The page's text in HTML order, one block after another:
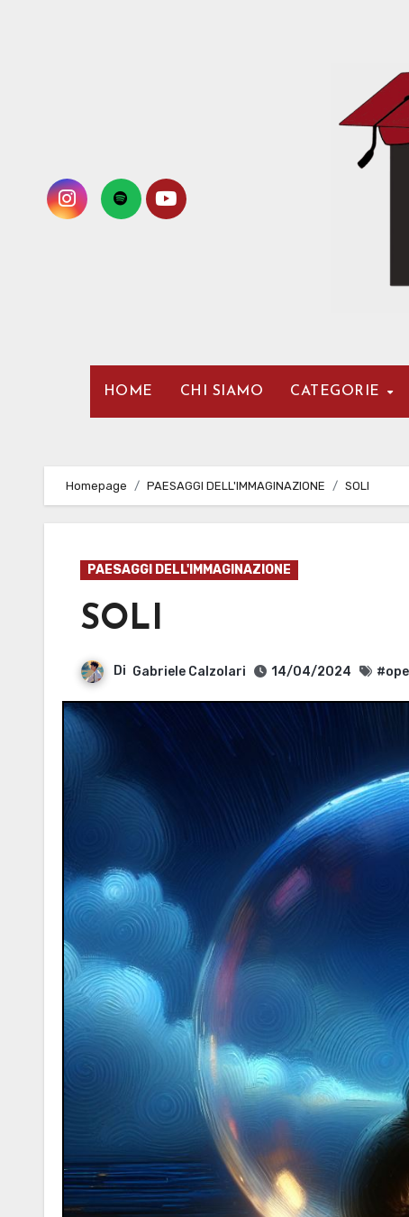
HOME CHI SIAMO CATEGORIE
Homepage PAESAGGI DELL'IMMAGINAZIONE SOLI
PAESAGGI DELL'IMMAGINAZIONE
SOLI
Di Gabriele Calzolari 14/04/2024